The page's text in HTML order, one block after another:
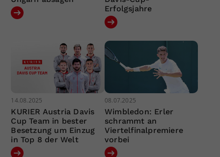
Erfolgsjahre
14.08.2025
KURIER Austria Davis
Cup Team in bester
Besetzung um Einzug
in Top 8 der Welt
08.07.2025
Wimbledon: Erler
schrammt an
Viertelfinalpremiere
vorbei